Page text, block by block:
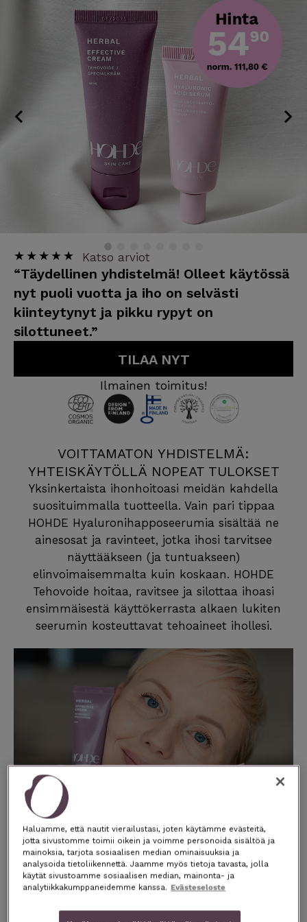
Katso arviot
★★★★★
“Täydellinen yhdistelmä! Olleet käytössä
nyt puoli vuotta ja iho on selvästi
kiinteytynyt ja pikku rypyt on
silottuneet.”
TILAA NYT
Ilmainen toimitus!
VOITTAMATON YHDISTELMÄ:
YHTEISKÄYTÖLLÄ NOPEAT TULOKSET
Yksinkertaista ihonhoitoasi meidän kahdella
suosituimmalla tuotteella. Vain pari tippaa
HOHDE Hyaluronihapposeerumia sisältää ne
ainesosat ja ravinteet, jotka ihosi tarvitsee
näyttääkseen (ja tuntuakseen)
elinvoimaisemmalta kuin koskaan. HOHDE
Tehovoide hoitaa, ravitsee ja silottaa ihoasi
ensimmäisestä käyttökerrasta alkaen lukiten
seerumin kosteuttavat tehoaineet ihollesi.
TilaaHOHDE Herbal
Hyaluronihapposeerumi20 ml ja
Haluamme, että nautit vierailustasi, joten käytämme evästeitä,
jotta sivustomme toimii oikein ja voimme personoida sisältöä ja
mainoksia, tarjota sosiaalisen median ominaisuuksia ja
analysoida tietoliikennettä. Jaamme myös tietoja tavasta, jolla
käytät sivustoamme sosiaalisen median, mainonta- ja
analytiikkakumppaneidemme kanssa. Evästeseloste